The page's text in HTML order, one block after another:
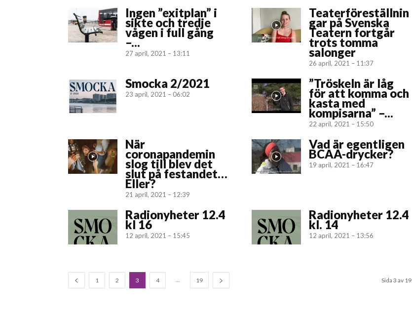
Ingen ”exitplan” i
sikte och tredje
vågen i full gång
–...
27 april, 2021 – 13:11
Teaterföreställnin
gar på Svenska
Teatern fortgår
trots tomma
salonger
26 april, 2021 – 11:37
Smocka 2/2021
23 april, 2021 – 06:02
”Tröskeln är låg
för att komma och
kasta med
kompisarna” –...
22 april, 2021 – 15:50
När
coronapandemin
slog till blev det
slut på festandet…
Eller?
21 april, 2021 – 12:39
Vad är egentligen
BCAA-drycker?
19 april, 2021 – 16:47
Radionyheter 12.4
kl 16
12 april, 2021 – 15:45
Radionyheter 12.4
kl. 14
12 april, 2021 – 13:56
1 2 3 4 19 Sida 3 av 19